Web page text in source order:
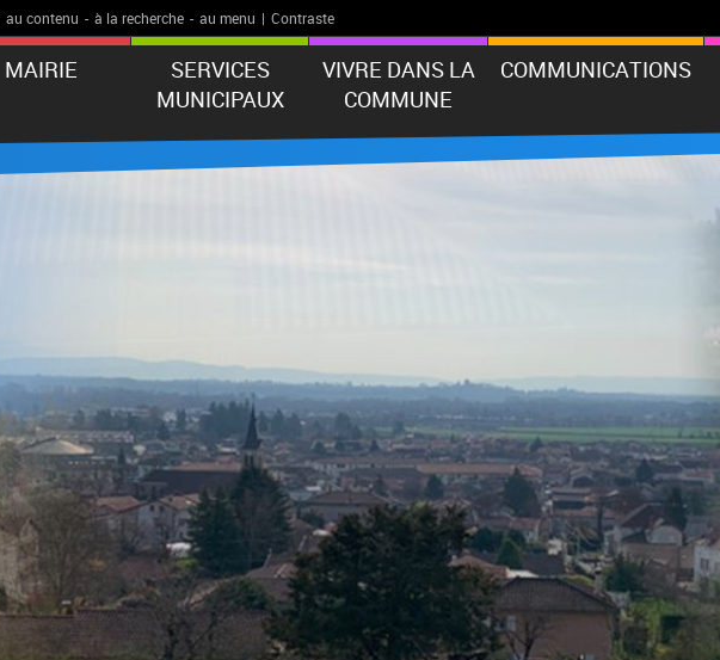
au contenu - à la recherche - au menu | Contraste
MAIRIE
SERVICES
MUNICIPAUX
VIVRE DANS LA
COMMUNE
COMMUNICATIONS